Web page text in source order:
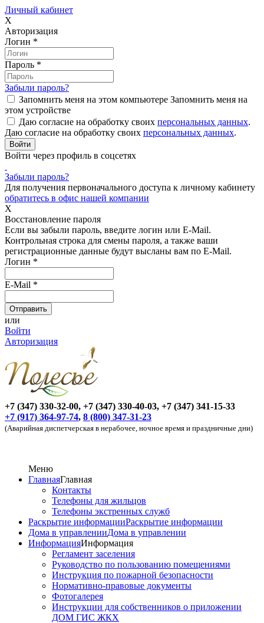
Личный кабинет
X
Авторизация
Логин *
Пароль *
Забыли пароль?
Запомнить меня на этом компьютере Запомнить меня на
этом устройстве
Даю согласие на обработку своих персональных данных.
Даю согласие на обработку своих персональных данных.
Войти через профиль в соцсетях
Забыли пароль?
Для получения первоначального доступа к личному кабинету
обратитесь в офис нашей компании
X
Восстановление пароля
Если вы забыли пароль, введите логин или E-Mail.
Контрольная строка для смены пароля, а также ваши
регистрационные данные будут высланы вам по E-Mail.
Логин *
E-Mail *
или
Войти
Авторизация
+7 (347) 330-32-00, +7 (347) 330-40-03, +7 (347) 341-15-33
+7 (917) 364-97-74, 8 (800) 347-31-23
(Аварийная диспетчерская в нерабочее, ночное время и праздничные дни)
Меню
ГлавнаяГлавная
Контакты
Телефоны для жильцов
Телефоны экстренных служб
Раскрытие информацииРаскрытие информации
Дома в управленииДома в управлении
ИнформацияИнформация
Регламент заселения
Руководство по пользованию помещениями
Инструкция по пожарной безопасности
Нормативно-правовые документы
Фотогалерея
Инструкции для собственников о приложении
ДОМ ГИС ЖКХ